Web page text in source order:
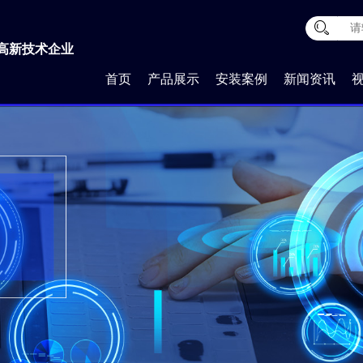
新技术企业
首页 产品展示 安装案例 新闻资讯